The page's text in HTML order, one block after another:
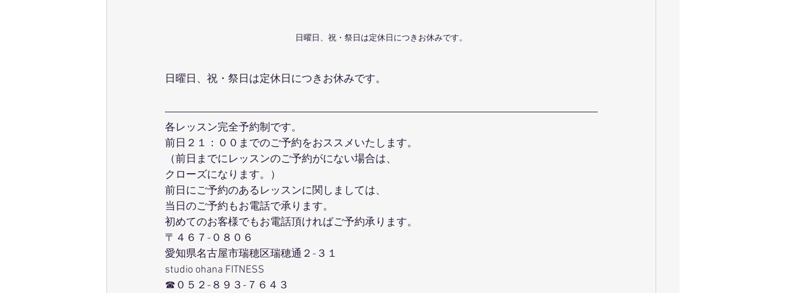
日曜日、祝・祭日は定休日につきお休みです。
日曜日、祝・祭日は定休日につきお休みです。
各レッスン完全予約制です。
前日２１：００までのご予約をおススメいたします。
（前日までにレッスンのご予約がにない場合は、
クローズになります。）
前日にご予約のあるレッスンに関しましては、
当日のご予約もお電話で承ります。
初めてのお客様でもお電話頂ければご予約承ります。
〒４６７-０８０６
愛知県名古屋市瑞穂区瑞穂通２-３１
studio ohana FITNESS
☎０５２-８９３-７６４３